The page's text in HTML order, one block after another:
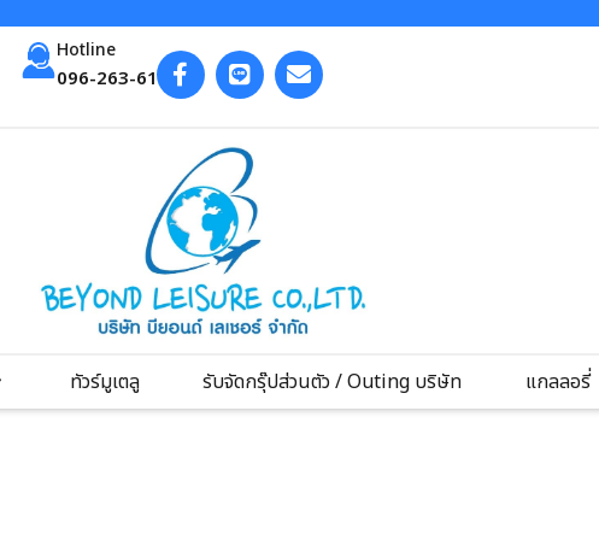
Hotline
096-263-6193
ทัวร์มูเตลู รับจัดกรุ๊ปส่วนตัว / Outing บริษัท แกลลอรี่